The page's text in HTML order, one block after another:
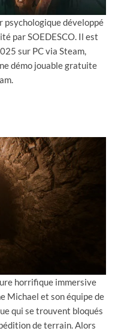
psychologique développé
par SOEDESCO. Il est
sur PC via Steam,
démo jouable gratuite
horrifique immersive
Michael et son équipe de
qui se trouvent bloqués
de terrain. Alors